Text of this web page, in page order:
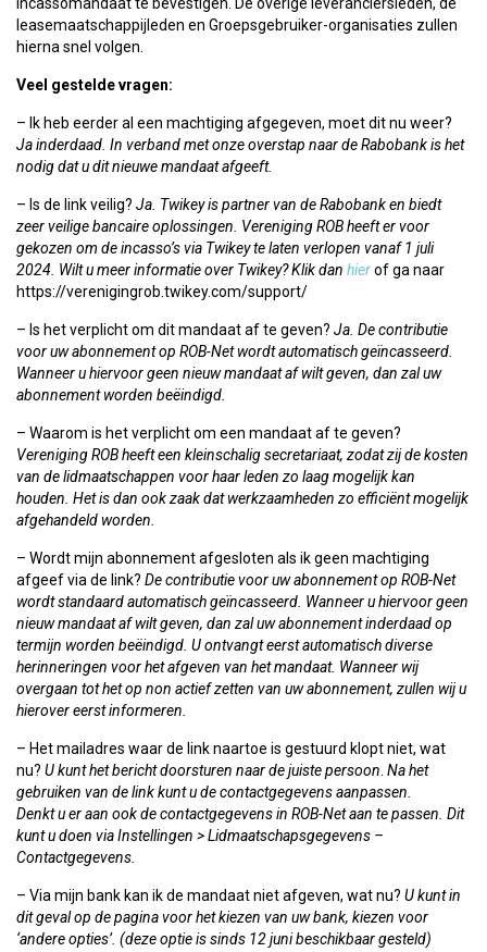
leasemaatschappijleden en Groepsgebruiker-organisaties zullen
hierna snel volgen.
Veel gestelde vragen:
– Ik heb eerder al een machtiging afgegeven, moet dit nu weer?
Ja inderdaad. In verband met onze overstap naar de Rabobank is het
nodig dat u dit nieuwe mandaat afgeeft.
– Is de link veilig? Ja. Twikey is partner van de Rabobank en biedt
zeer veilige bancaire oplossingen. Vereniging ROB heeft er voor
gekozen om de incasso’s via Twikey te laten verlopen vanaf 1 juli
2024. Wilt u meer informatie over Twikey? Klik dan hierof ga naar
https://verenigingrob.twikey.com/support/
– Is het verplicht om dit mandaat af te geven? Ja. De contributie
voor uw abonnement op ROB-Net wordt automatisch geïncasseerd.
Wanneer u hiervoor geen nieuw mandaat af wilt geven, dan zal uw
abonnement worden beëindigd.
– Waarom is het verplicht om een mandaat af te geven?
Vereniging ROB heeft een kleinschalig secretariaat, zodat zij de kosten
van de lidmaatschappen voor haar leden zo laag mogelijk kan
houden. Het is dan ook zaak dat werkzaamheden zo efficiënt mogelijk
afgehandeld worden.
– Wordt mijn abonnement afgesloten als ik geen machtiging
afgeef via de link? De contributie voor uw abonnement op ROB-Net
wordt standaard automatisch geïncasseerd. Wanneer u hiervoor geen
nieuw mandaat af wilt geven, dan zal uw abonnement inderdaad op
termijn worden beëindigd. U ontvangt eerst automatisch diverse
herinneringen voor het afgeven van het mandaat. Wanneer wij
overgaan tot het op non actief zetten van uw abonnement, zullen wij u
hierover eerst informeren.
– Het mailadres waar de link naartoe is gestuurd klopt niet, wat
nu? U kunt het bericht doorsturen naar de juiste persoon Na het
gebruiken van de link kunt u de contactgegevens aanpassen.
Denkt u er aan ook de contactgegevens in ROB-Net aan te passen. Dit
kunt u doen via Instellingen > Lidmaatschapsgegevens –
Contactgegevens.
– Via mijn bank kan ik de mandaat niet afgeven, wat nu? U kunt in
dit geval op de pagina voor het kiezen van uw bank, kiezen voor
‘andere opties’. (deze optie is sinds 12 juni beschikbaar gesteld)